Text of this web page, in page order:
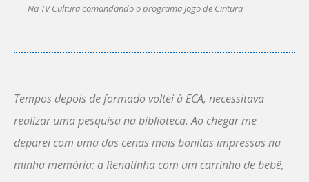
Na TV Cultura comandando o programa Jogo de Cintura
Tempos depois de formado voltei à ECA, necessitava
realizar uma pesquisa na biblioteca. Ao chegar me
deparei com uma das cenas mais bonitas impressas na
minha memória: a Renatinha com um carrinho de bebê,